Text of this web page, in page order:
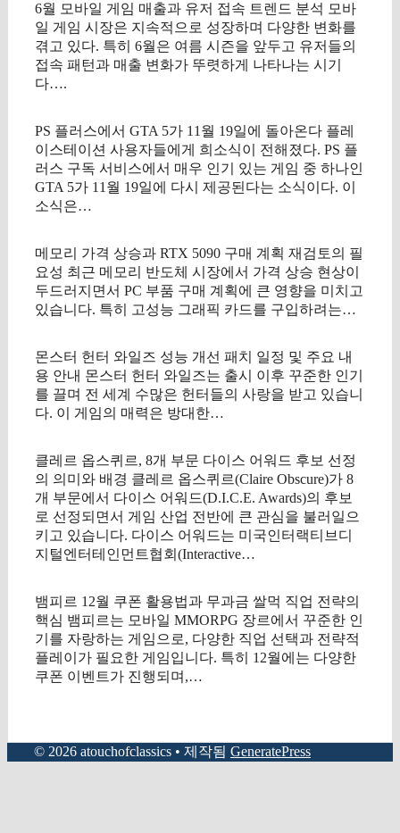
6월 모바일 게임 매출과 유저 접속 트렌드 분석 모바
일 게임 시장은 지속적으로 성장하며 다양한 변화를
겪고 있다. 특히 6월은 여름 시즌을 앞두고 유저들의
접속 패턴과 매출 변화가 뚜렷하게 나타나는 시기
다….
PS 플러스에서 GTA 5가 11월 19일에 돌아온다 플레
이스테이션 사용자들에게 희소식이 전해졌다. PS 플
러스 구독 서비스에서 매우 인기 있는 게임 중 하나인
GTA 5가 11월 19일에 다시 제공된다는 소식이다. 이
소식은…
메모리 가격 상승과 RTX 5090 구매 계획 재검토의 필
요성 최근 메모리 반도체 시장에서 가격 상승 현상이
두드러지면서 PC 부품 구매 계획에 큰 영향을 미치고
있습니다. 특히 고성능 그래픽 카드를 구입하려는…
몬스터 헌터 와일즈 성능 개선 패치 일정 및 주요 내
용 안내 몬스터 헌터 와일즈는 출시 이후 꾸준한 인기
를 끌며 전 세계 수많은 헌터들의 사랑을 받고 있습니
다. 이 게임의 매력은 방대한…
클레르 옵스퀴르, 8개 부문 다이스 어워드 후보 선정
의 의미와 배경 클레르 옵스퀴르(Claire Obscure)가 8
개 부문에서 다이스 어워드(D.I.C.E. Awards)의 후보
로 선정되면서 게임 산업 전반에 큰 관심을 불러일으
키고 있습니다. 다이스 어워드는 미국인터랙티브디
지털엔터테인먼트협회(Interactive…
뱀피르 12월 쿠폰 활용법과 무과금 쌀먹 직업 전략의
핵심 뱀피르는 모바일 MMORPG 장르에서 꾸준한 인
기를 자랑하는 게임으로, 다양한 직업 선택과 전략적
플레이가 필요한 게임입니다. 특히 12월에는 다양한
쿠폰 이벤트가 진행되며,…
© 2026 atouchofclassics • 제작됨 GeneratePress